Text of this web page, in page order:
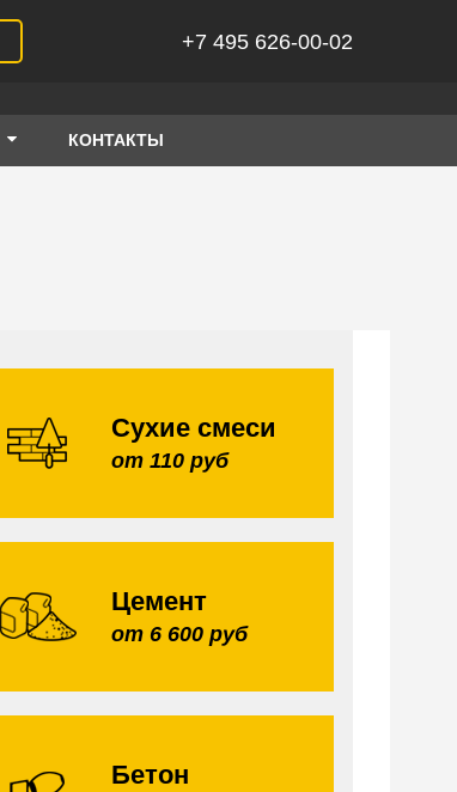
+7 495 626-00-02
КОНТАКТЫ
Сухие смеси
от 110 руб
Цемент
от 6 600 руб
Бетон